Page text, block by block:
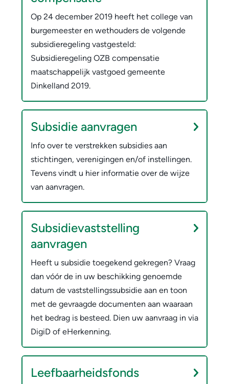
Op 24 december 2019 heeft het college van
burgemeester en wethouders de volgende
subsidieregeling vastgesteld:
Subsidieregeling OZB compensatie
maatschappelijk vastgoed gemeente
Dinkelland 2019.
Subsidie aanvragen
Info over te verstrekken subsidies aan
stichtingen, verenigingen en/of instellingen.
Tevens vindt u hier informatie over de wijze
van aanvragen.
Subsidievaststelling
aanvragen
Heeft u subsidie toegekend gekregen? Vraag
dan vóór de in uw beschikking genoemde
datum de vaststellingssubsidie aan en toon
met de gevraagde documenten aan waaraan
het bedrag is besteed. Dien uw aanvraag in via
DigiD of eHerkenning.
Leefbaarheidsfonds